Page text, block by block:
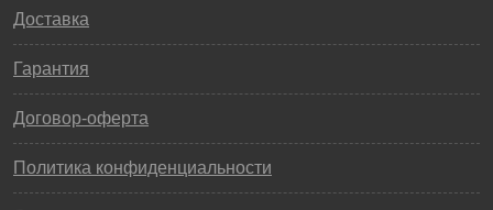
Доставка
Гарантия
Договор-оферта
Политика конфиденциальности